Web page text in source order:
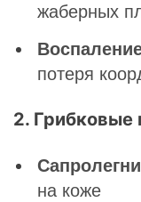
жаберных
потеря
2. Грибковые
на коже